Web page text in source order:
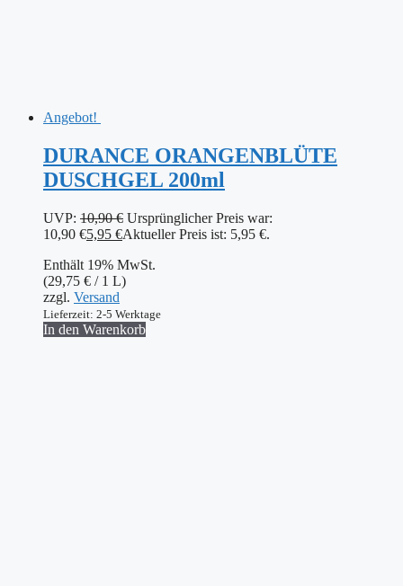
Angebot!
DURANCE ORANGENBLÜTE
DUSCHGEL 200ml
UVP: 10,90€ Ursprünglicher Preis war:
10,90 €5,95 €Aktueller Preis ist: 5,95 €.
Enthält 19% MwSt.
(29,75 € / 1 L)
zzgl. Versand
Lieferzeit: 2-5 Werktage
In den Warenkorb